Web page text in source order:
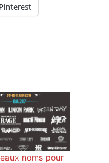
Pinterest
noms pour